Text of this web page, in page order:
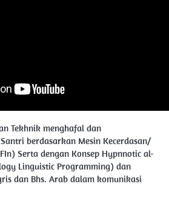
Tekhnik menghafal dan
berdasarkan Mesin Kecerdasan/
Serta dengan Konsep Hypnnotic al-
Linguistic Programming) dan
dan Bhs. Arab dalam komunikasi